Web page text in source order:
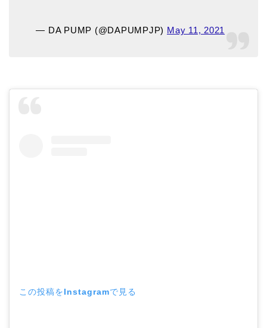
— DA PUMP (@DAPUMPJP) May 11, 2021
この投稿をInstagramで見る